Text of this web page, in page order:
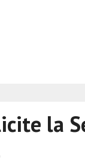
la